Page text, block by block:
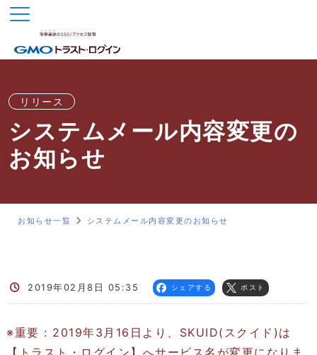
リリース
システムメール内容変更の
お知らせ
お知らせ一覧 システムメール内容変更のお知らせ
2019年02月8日 05:35 シェアする ポスト
※重要 : 2019年3月16日より、SKUID(スクイド)は
【トラスト・ログイン】へサービス名が変更になりま